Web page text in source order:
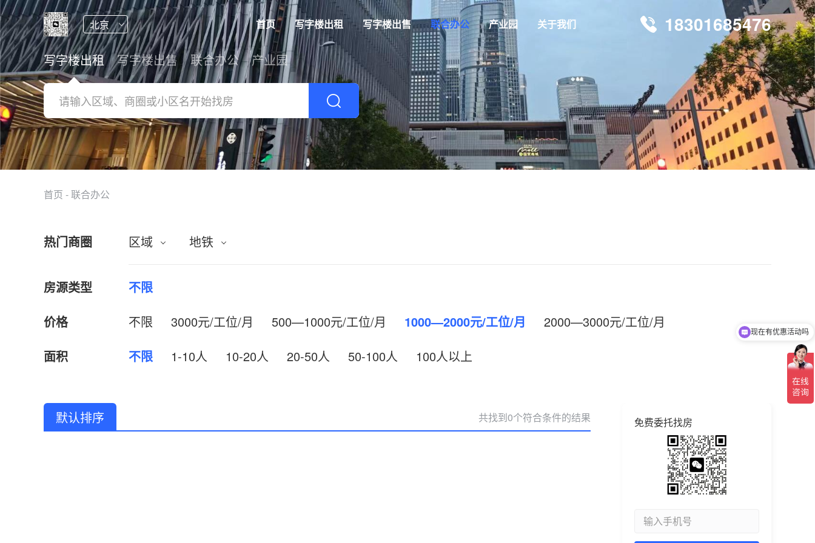
18301685476
首页 写字楼出租 写字楼出售 联合办公 产业园 关于我们
写字楼出租 写字楼出售 联合办公 产业园
首页 -联合办公
热门商圈 区域 地铁
房源类型
不限
价格
不限 3000元/工位/月 500—1000元/工位/月 1000—2000元/工位/月
2000—3000元/工位/月
面积
不限 1-10人 10-20人 20-50人 50-100人 100人以上
默认排序 共找到0个符合条件的结果 免费委托找房
可以介绍下你们的产品么